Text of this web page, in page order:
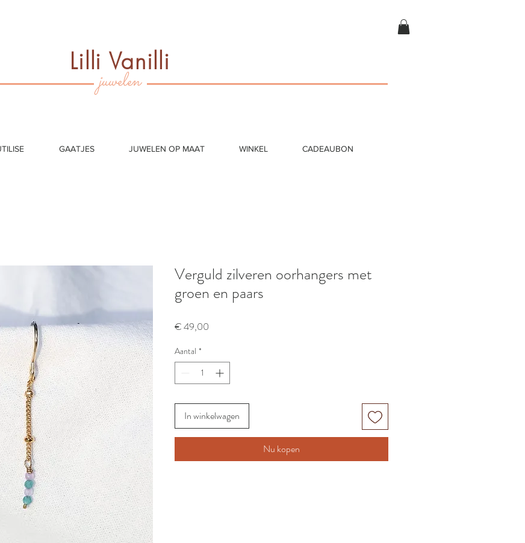
Lilli Vanilli
juwelen
GAATJES JUWELEN OP MAAT WINKEL CADEAUBON
Verguld zilveren oorhangers met
groen en paars
€ 49,00
Aantal *
In winkelwagen
Nu kopen